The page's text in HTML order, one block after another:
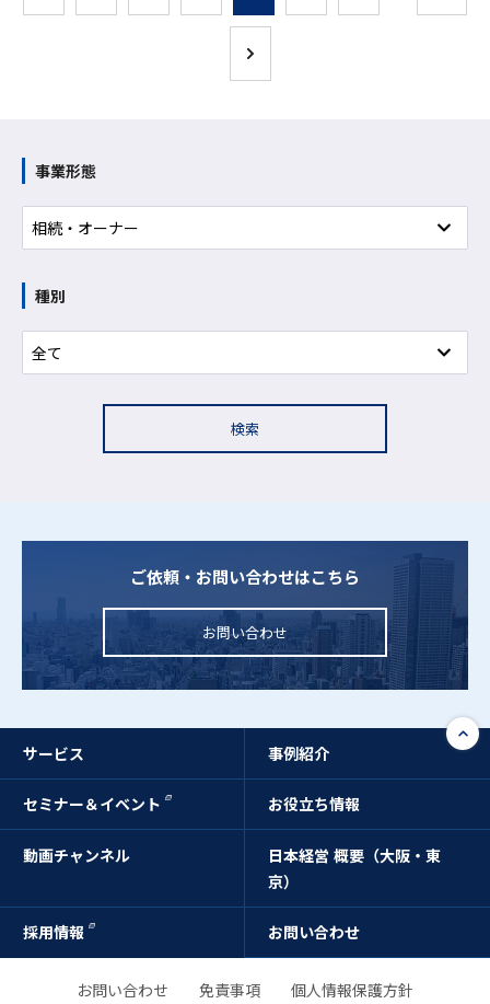
事業形態
種別
検索
ご依頼・お問い合わせはこちら
お問い合わせ
サービス 事例紹介
セミナー＆イベント お役立ち情報
動画チャンネル
日本経営 概要（大阪・東
京）
採用情報 お問い合わせ
お問い合わせ 免責事項 個人情報保護方針